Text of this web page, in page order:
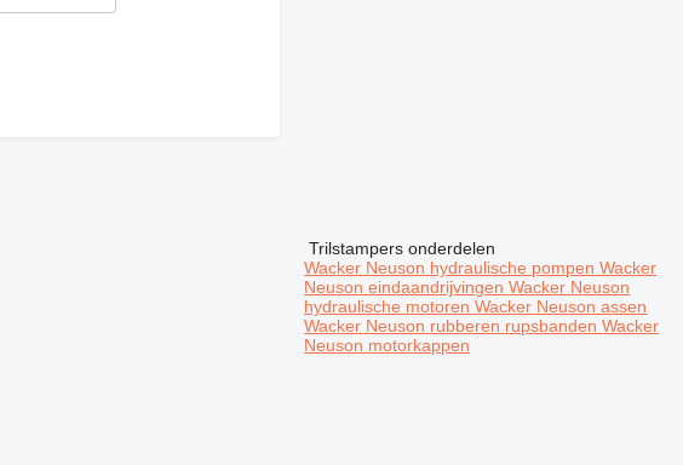
Trilstampers onderdelen
Wacker Neuson hydraulische pompenWacker
Neuson eindaandrijvingenWacker Neuson
hydraulische motorenWacker Neuson assen
Wacker Neuson rubberen rupsbandenWacker
Neuson motorkappen